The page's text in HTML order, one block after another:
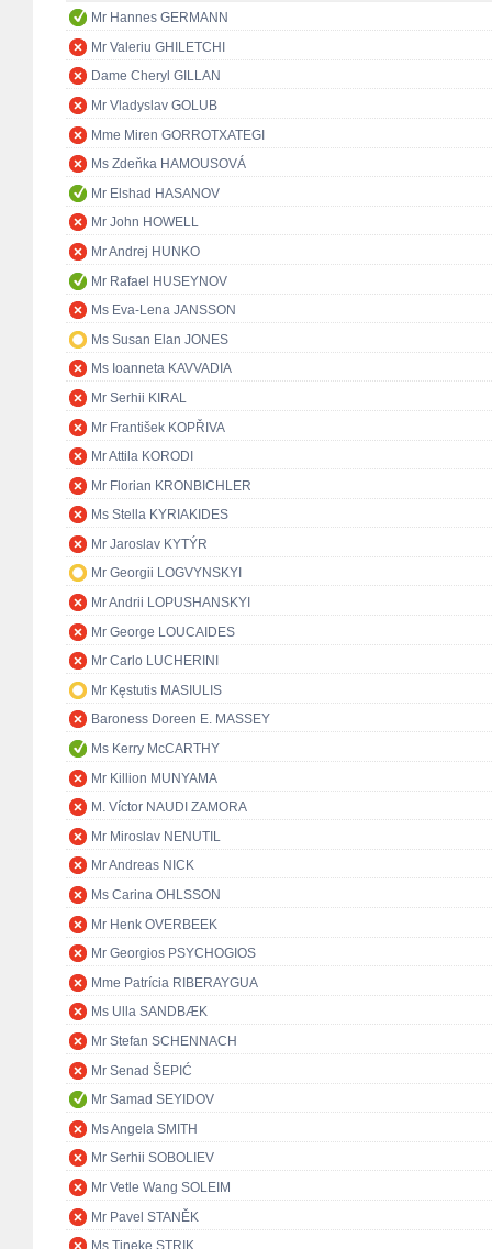
Mr Hannes GERMANN
Mr Valeriu GHILETCHI
Dame Cheryl GILLAN
Mr Vladyslav GOLUB
Mme Miren GORROTXATEGI
Ms Zdeňka HAMOUSOVÁ
Mr Elshad HASANOV
Mr John HOWELL
Mr Andrej HUNKO
Mr Rafael HUSEYNOV
Ms Eva-Lena JANSSON
Ms Susan Elan JONES
Ms Ioanneta KAVVADIA
Mr Serhii KIRAL
Mr František KOPŘIVA
Mr Attila KORODI
Mr Florian KRONBICHLER
Ms Stella KYRIAKIDES
Mr Jaroslav KYTÝR
Mr Georgii LOGVYNSKYI
Mr Andrii LOPUSHANSKYI
Mr George LOUCAIDES
Mr Carlo LUCHERINI
Mr Kęstutis MASIULIS
Baroness Doreen E. MASSEY
Ms Kerry McCARTHY
Mr Killion MUNYAMA
M. Víctor NAUDI ZAMORA
Mr Miroslav NENUTIL
Mr Andreas NICK
Ms Carina OHLSSON
Mr Henk OVERBEEK
Mr Georgios PSYCHOGIOS
Mme Patrícia RIBERAYGUA
Ms Ulla SANDBÆK
Mr Stefan SCHENNACH
Mr Senad ŠEPIĆ
Mr Samad SEYIDOV
Ms Angela SMITH
Mr Serhii SOBOLIEV
Mr Vetle Wang SOLEIM
Mr Pavel STANĚK
Ms Tineke STRIK